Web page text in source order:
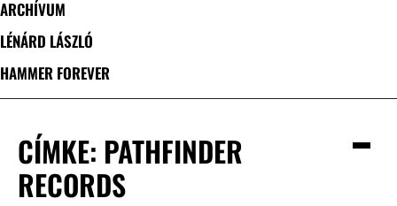
ARCHÍVUM
LÉNÁRD LÁSZLÓ
HAMMER FOREVER
CÍMKE: PATHFINDER
RECORDS